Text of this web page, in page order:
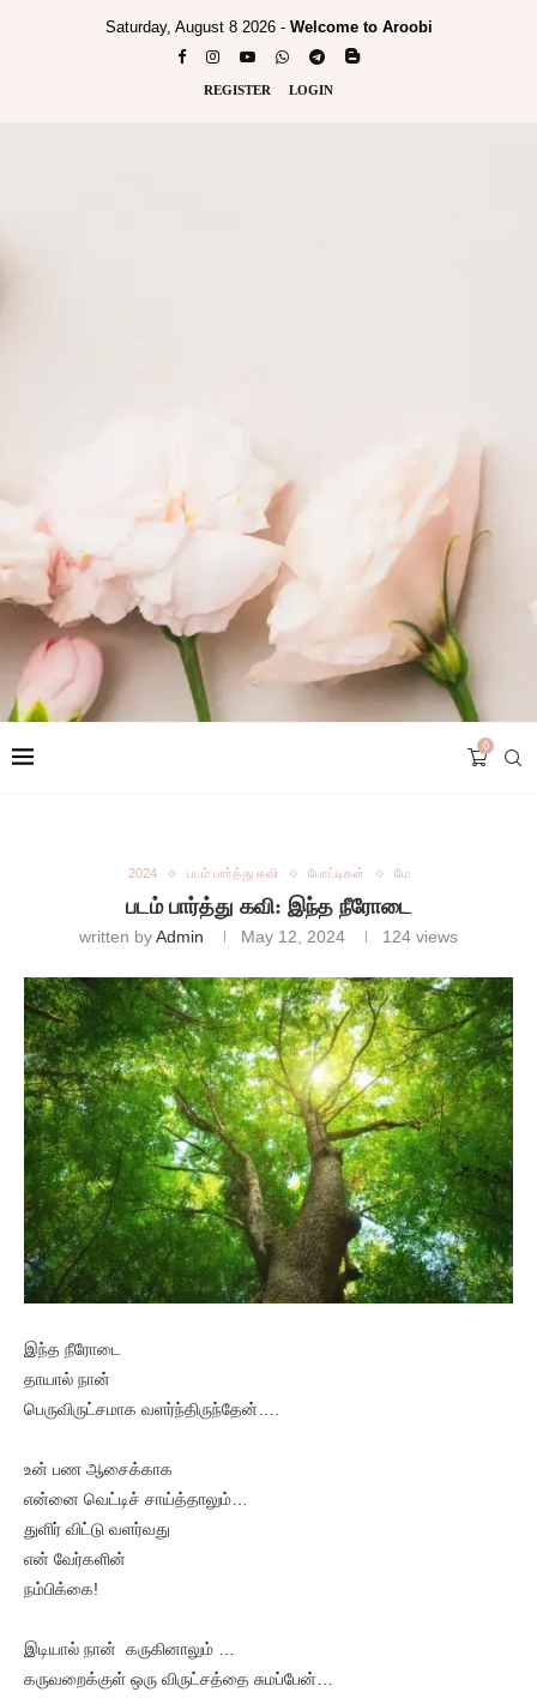
Saturday, August 8 2026 - Welcome to Aroobi
REGISTER LOGIN
0
2024 படம் பார்த்து கவி போட்டிகள் மே
படம் பார்த்து கவி: இந்த நீரோடை
written byAdmin May 12, 2024 124 views
இந்த நீரோடை
தாயால் நான்
பெருவிருட்சமாக வளர்ந்திருந்தேன்….
உன் பண ஆசைக்காக
என்னை வெட்டிச் சாய்த்தாலும்…
துளிர் விட்டு வளர்வது
என் வேர்களின்
நம்பிக்கை!
இடியால் நான் கருகினாலும் …
கருவறைக்குள் ஒரு விருட்சத்தை சுமப்பேன்…